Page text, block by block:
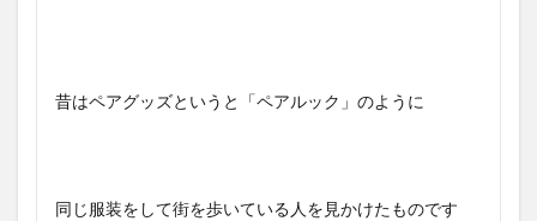
昔はペアグッズというと「ペアルック」のように
同じ服装をして街を歩いている人を見かけたものです